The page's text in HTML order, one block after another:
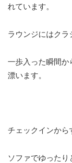
れています。
ラウンジにはクラ
一歩入った瞬間か
漂います。
チェックインから
ソファでゆったり